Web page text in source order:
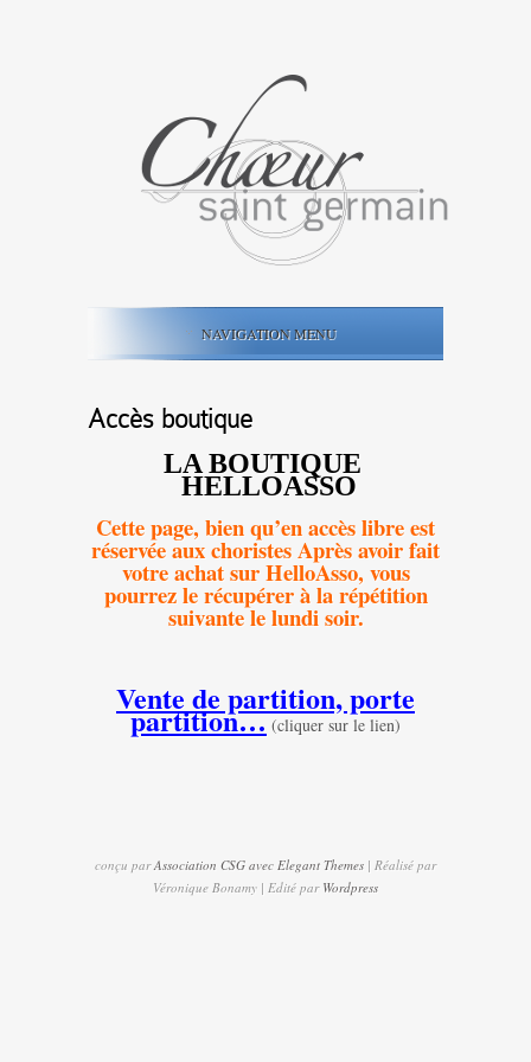
NAVIGATION MENU
Accès boutique
LA BOUTIQUE
HELLOASSO
Cette page, bien qu’en accès libre est
réservée aux choristes Après avoir fait
votre achat sur HelloAsso, vous
pourrez le récupérer à la répétition
suivante le lundi soir.
Vente de partition, porte
partition… (cliquer sur le lien)
conçu parAssociation CSG avec Elegant Themes | Réalisé par
Véronique Bonamy | Edité par Wordpress